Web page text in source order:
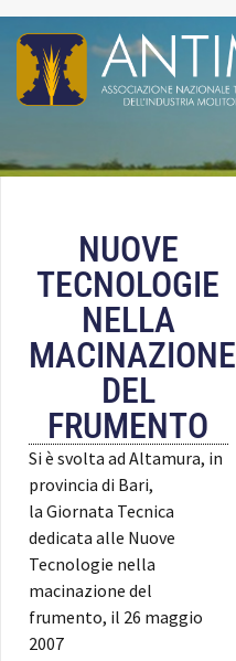
NUOVE
TECNOLOGIE
NELLA
MACINAZIONE
DEL
FRUMENTO
Si è svolta ad Altamura, in
provincia di Bari,
la Giornata Tecnica
dedicata alle Nuove
Tecnologie nella
macinazione del
frumento, il 26 maggio
2007